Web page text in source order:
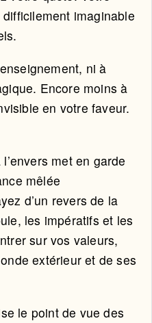
imaginable
ni à
Encore moins à
en votre faveur.
met en garde
mêlée
d’un revers de la
les impératifs et les
sur vos valeurs,
extérieur et de ses
le point de vue des